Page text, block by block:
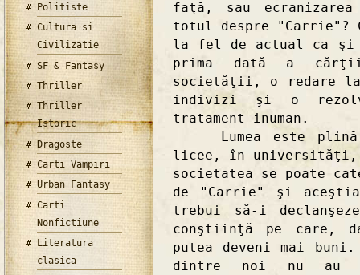
Politiste
Cultura si
Civilizatie
SF & Fantasy
Thriller
Thriller
Istoric
Dragoste
Carti Vampiri
Urban Fantasy
Carti
Nonfictiune
Literatura
clasica
faţă, sau
totul despre "Carrie"?
la fel de actual ca şi
prima dată a
societăţii, o redare
indivizi şi o
tratament inuman.
Lumea este
licee, în universităţi,
societatea se poate
de "Carrie" şi
trebui să-i
conştiinţă pe care,
putea deveni mai
dintre noi nu au